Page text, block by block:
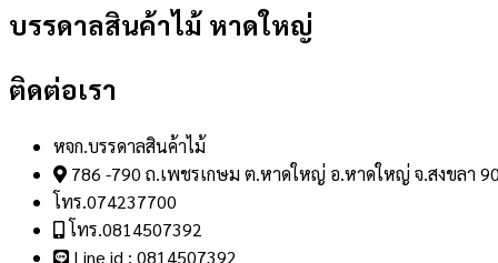
บรรดาลสินค้าไม้ หาดใหญ่
ติดต่อเรา
หจก.บรรดาลสินค้าไม้
786 -790 ถ.เพชรเกษม ต.หาดใหญ่ อ.หาดใหญ่ จ.สงขลา
โทร.074237700
โทร.0814507392
Line id : 0814507392